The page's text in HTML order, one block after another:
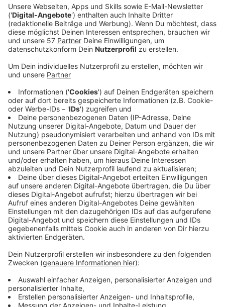
Es muss in Popsongs auch über den allseits bekannten
"Realtalk" gesprochen werden. Das zumindest nimmt
sich Zoe Wees, die junge und sehr aufstrebende
deutsche Künstlerin, zu Herzen. Zusammen mit US-
Rapper "6LACK" hat sie "That's How It Goes"
veröffentlicht. Eine Single, die intensiv daherkommt.
Es geht um Ungerechtes im Leben und man sich
irgendwie nur auf sich selbst verlassen kann. Mit ihren
erst 19 Jahren hat Zoe Wees noch einen ganz weiten
Weg vor sich, kann aber jetzt schon auf die
Unterstützung renommierter Künstler wie "6LACK" -
der schon für Grammys nominiert war - bauen. Ihren
gemeinsamen Song könnt ihr euch hier anhören.
Anzeige
Zustimmung, um den YouTube
Wir verwenden einen Service eines
Drittanbieters, um Videoinhalte